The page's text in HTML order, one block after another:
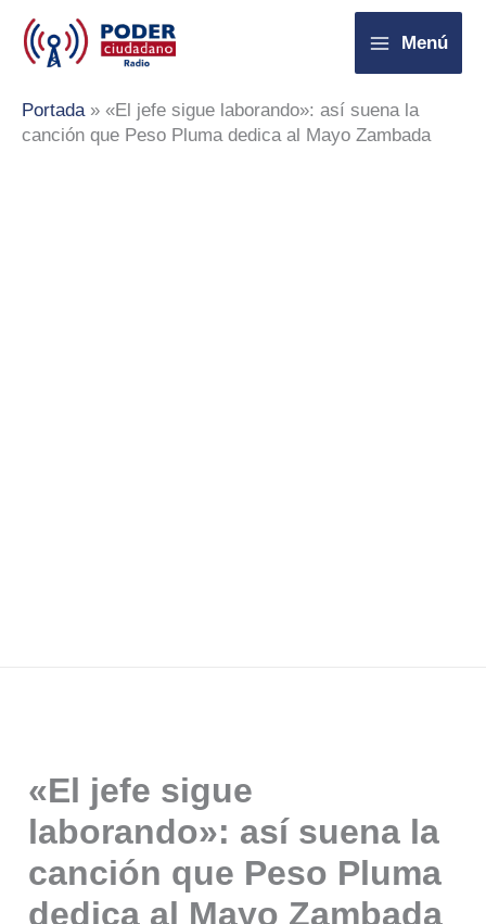
contenido
Menú
Portada» «El jefe sigue laborando»: así suena la
canción que Peso Pluma dedica al Mayo Zambada
«El jefe sigue
laborando»: así suena la
canción que Peso Pluma
dedica al Mayo Zambada